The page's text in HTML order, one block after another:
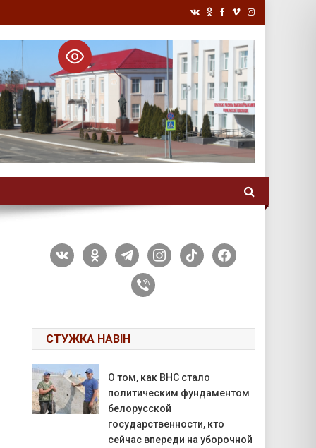
vkontakteodnoklassniki
telegraminstagram
tiktok facebook
viber
СТУЖКА НАВІН
О том, как ВНС стало
политическим фундаментом
белорусской
государственности, кто
сейчас впереди на уборочной